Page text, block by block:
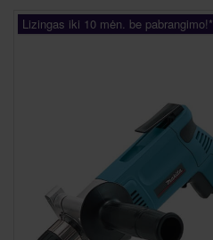
Lizingas iki 10 mėn. be pabrangimo!*